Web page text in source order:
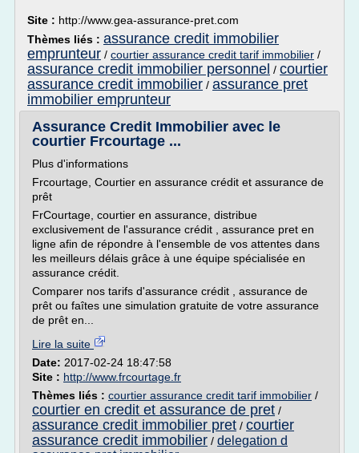
Site : http://www.gea-assurance-pret.com
Thèmes liés : assurance credit immobilier
emprunteur / courtier assurance credit tarif immobilier /
assurance credit immobilier personnel / courtier
assurance credit immobilier / assurance pret
immobilier emprunteur
Assurance Credit Immobilier avec le
courtier Frcourtage ...
Plus d'informations
Frcourtage, Courtier en assurance crédit et assurance de
prêt
FrCourtage, courtier en assurance, distribue
exclusivement de l'assurance crédit , assurance pret en
ligne afin de répondre à l'ensemble de vos attentes dans
les meilleurs délais grâce à une équipe spécialisée en
assurance crédit.
Comparer nos tarifs d'assurance crédit , assurance de
prêt ou faîtes une simulation gratuite de votre assurance
de prêt en...
Lire la suite
Date: 2017-02-24 18:47:58
Site : http://www.frcourtage.fr
Thèmes liés : courtier assurance credit tarif immobilier /
courtier en credit et assurance de pret /
assurance credit immobilier pret / courtier
assurance credit immobilier / delegation d